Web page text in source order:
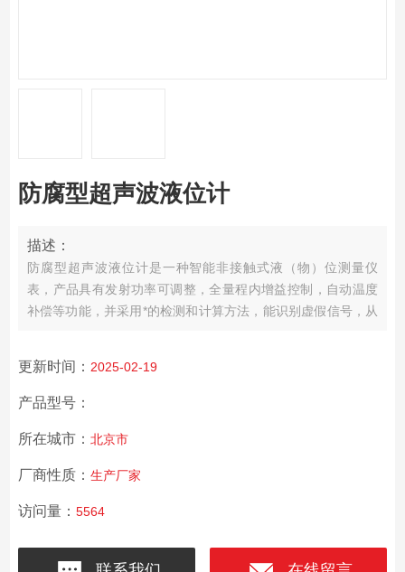
防腐型超声波液位计
描述：
防腐型超声波液位计是一种智能非接触式液（物）位测量仪
表，产品具有发射功率可调整，全量程内增益控制，自动温度
补偿等功能，并采用*的检测和计算方法，能识别虚假信号，从
更新时间： 2025-02-19
产品型号：
所在城市： 北京市
厂商性质： 生产厂家
访问量： 5564